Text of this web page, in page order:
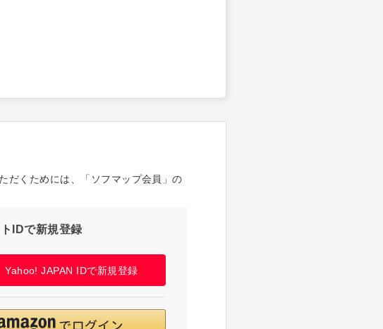
だくためには、「ソフマップ会員」の
IDで新規登録
Yahoo! JAPAN IDで新規登録